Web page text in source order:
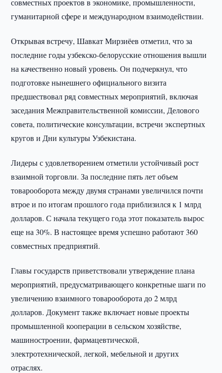
совместных проектов в экономике, промышленности,
гуманитарной сфере и международном взаимодействии.
Открывая встречу, Шавкат Мирзиёев отметил, что за
последние годы узбекско-белорусские отношения вышли
на качественно новый уровень. Он подчеркнул, что
подготовке нынешнего официального визита
предшествовал ряд совместных мероприятий, включая
заседания Межправительственной комиссии, Делового
совета, политические консультации, встречи экспертных
кругов и Дни культуры Узбекистана.
Лидеры с удовлетворением отметили устойчивый рост
взаимной торговли. За последние пять лет объем
товарооборота между двумя странами увеличился почти
втрое и по итогам прошлого года приблизился к 1 млрд
долларов. С начала текущего года этот показатель вырос
еще на 30%. В настоящее время успешно работают 360
совместных предприятий.
Главы государств приветствовали утверждение плана
мероприятий, предусматривающего конкретные шаги по
увеличению взаимного товарооборота до 2 млрд
долларов. Документ также включает новые проекты
промышленной кооперации в сельском хозяйстве,
машиностроении, фармацевтической,
электротехнической, легкой, мебельной и других
отраслях.